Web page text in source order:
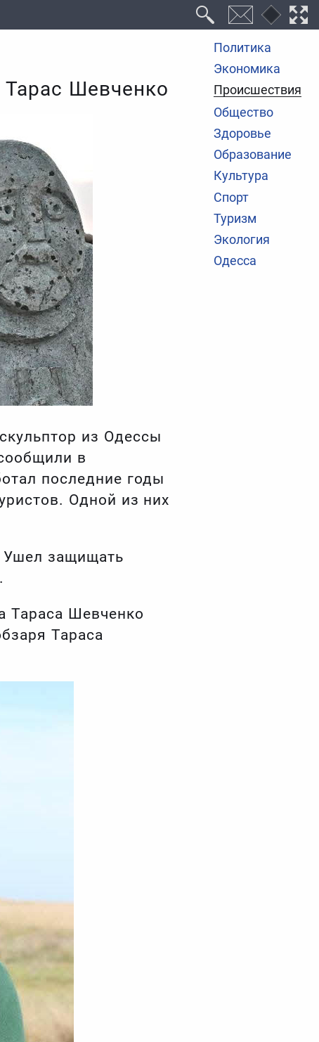
Политика
Экономика
Происшествия
Общество
Здоровье
Образование
Культура
Спорт
Туризм
Экология
Одесса
Тарас Шевченко
из Одессы
в
последние годы
Одной из них
Ушел защищать
Тараса Шевченко
Тараса